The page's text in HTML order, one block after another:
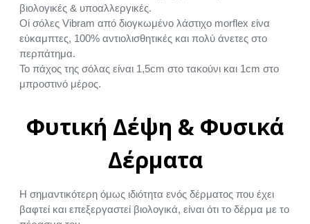
βιολογικές & υποαλλεργικές.
Οί σόλες Vibram από διογκωμένο λάστιχο morflex είνα
εύκαμπτες, 100% αντιολισθητικές και πολύ άνετες στο
περπάτημα.
Το πάχος της σόλας είναι 1,5cm στο τακούνι και 1cm στο
μπροστινό μέρος.
Φυτική Δέψη & Φυσικά
Δέρματα
Η σημαντικότερη όμως ιδιότητα ενός δέρματος που έχει
βαφτεί και επεξεργαστεί βιολογικά, είναι ότι το δέρμα με το